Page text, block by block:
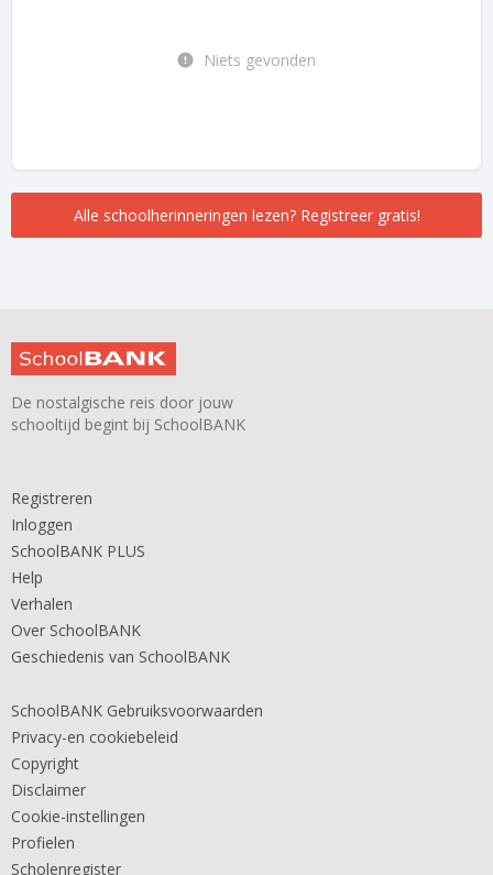
Niets gevonden
Alle schoolherinneringen lezen? Registreer gratis!
De nostalgische reis door jouw
schooltijd begint bij SchoolBANK
Registreren
Inloggen
SchoolBANK PLUS
Help
Verhalen
Over SchoolBANK
Geschiedenis van SchoolBANK
SchoolBANK Gebruiksvoorwaarden
Privacy-en cookiebeleid
Copyright
Disclaimer
Cookie-instellingen
Profielen
Scholenregister